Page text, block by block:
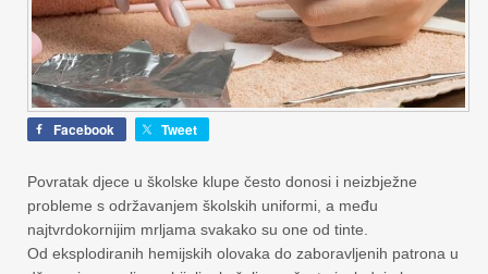
Facebook Tweet
Povratak djece u školske klupe često donosi i neizbježne
probleme s održavanjem školskih uniformi, a među
najtvrdokornijim mrljama svakako su one od tinte.
Od eksplodiranih hemijskih olovaka do zaboravljenih patrona u